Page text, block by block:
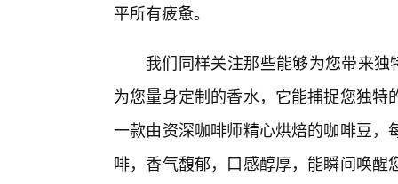
平所有疲惫。
我们同样关注那些能够为您带来独
为您量身定制的香水，它能捕捉您独
一款由资深咖啡师精心烘焙的咖啡豆
啡，香气馥郁，口感醇厚，能瞬间唤